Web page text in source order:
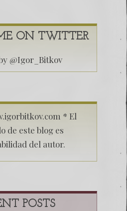
ON TWITTER
@Igor_Bitkov
* El
de este blog es
del autor.
POSTS